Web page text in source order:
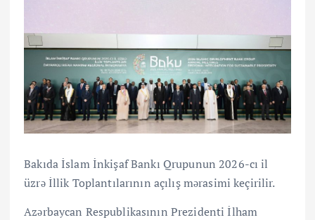
Bakıda İslam İnkişaf Bankı Qrupunun 2026-cı il
üzrə İllik Toplantılarının açılış mərasimi keçirilir.
Azərbaycan Respublikasının Prezidenti İlham